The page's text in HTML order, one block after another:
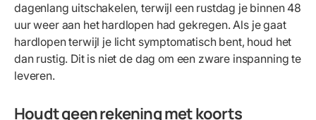
dagenlang uitschakelen, terwijl een rustdag je binnen 48
uur weer aan het hardlopen had gekregen. Als je gaat
hardlopen terwijl je licht symptomatisch bent, houd het
dan rustig. Dit is niet de dag om een zware inspanning te
leveren.
Houdt geen rekening met koorts